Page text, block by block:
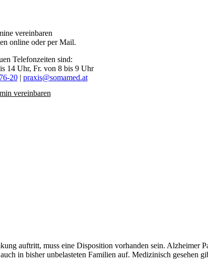
vereinbaren
online oder per Mail.
Telefonzeiten sind:
14 Uhr, Fr. von 8 bis 9 Uhr
20| praxis@somamed.at
vereinbaren
auftritt, muss eine Disposition vorhanden sein. Alzheimer
in bisher unbelasteten Familien auf. Medizinisch gesehen